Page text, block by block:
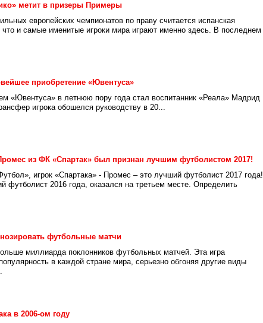
метит в призеры Примеры
европейских чемпионатов по праву считается испанская
и самые именитые игроки мира играют именно здесь. В последнем
приобретение «Ювентуса»
«Ювентуса» в летнюю пору года стал воспитанник «Реала» Мадрид
игрока обошелся руководству в 20...
из ФК «Спартак» был признан лучшим футболистом 2017!
игрок «Спартака» - Промес – это лучший футболист 2017 года!
футболист 2016 года, оказался на третьем месте. Определить
футбольные матчи
миллиарда поклонников футбольных матчей. Эта игра
в каждой стране мира, серьезно обгоняя другие виды
в 2006-ом году